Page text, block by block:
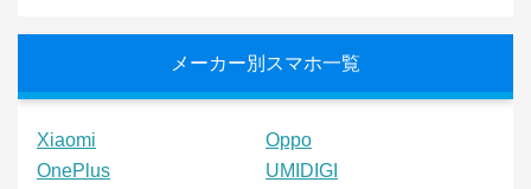
メーカー別スマホ一覧
Xiaomi
Oppo
OnePlus
UMIDIGI